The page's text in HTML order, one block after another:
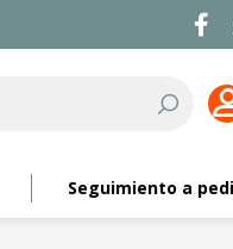
Search
Seguimiento a